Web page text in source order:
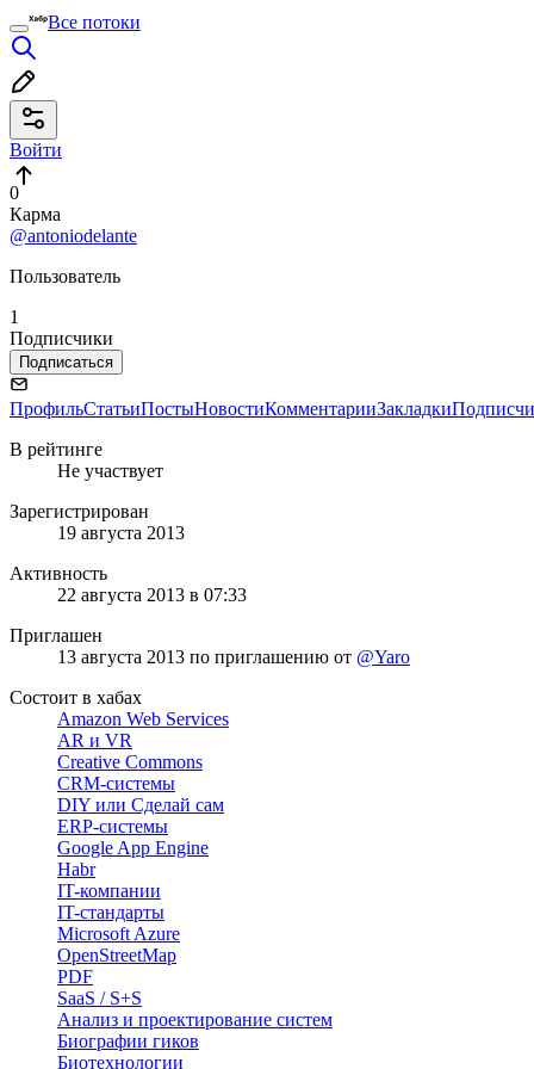
Все потоки
Войти
0
Карма
@antoniodelante
Пользователь
1
Подписчики
Подписаться
ПрофильСтатьиПостыНовостиКомментарииЗакладки
В рейтинге
Не участвует
Зарегистрирован
19 августа 2013
Активность
22 августа 2013 в 07:33
Приглашен
13 августа 2013 по приглашению от @Yaro
Состоит в хабах
Amazon Web Services
AR и VR
Creative Commons
CRM-системы
DIY или Сделай сам
ERP-системы
Google App Engine
Habr
IT-компании
IT-стандарты
Microsoft Azure
OpenStreetMap
PDF
SaaS / S+S
Анализ и проектирование систем
Биографии гиков
Биотехнологии